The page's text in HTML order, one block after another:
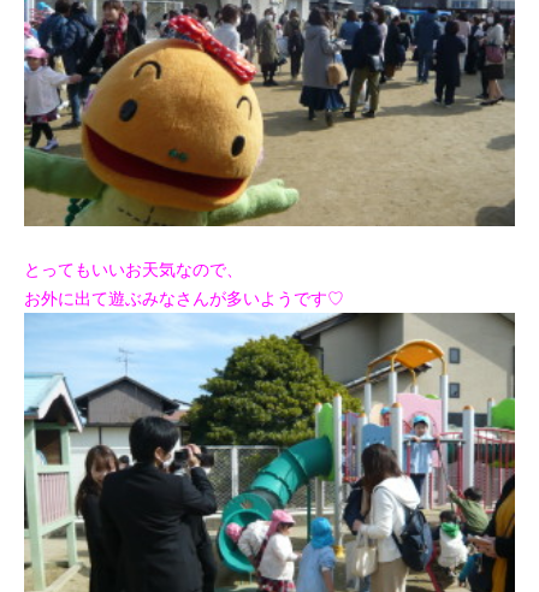
とってもいいお天気なので、
お外に出て遊ぶみなさんが多いようです♡